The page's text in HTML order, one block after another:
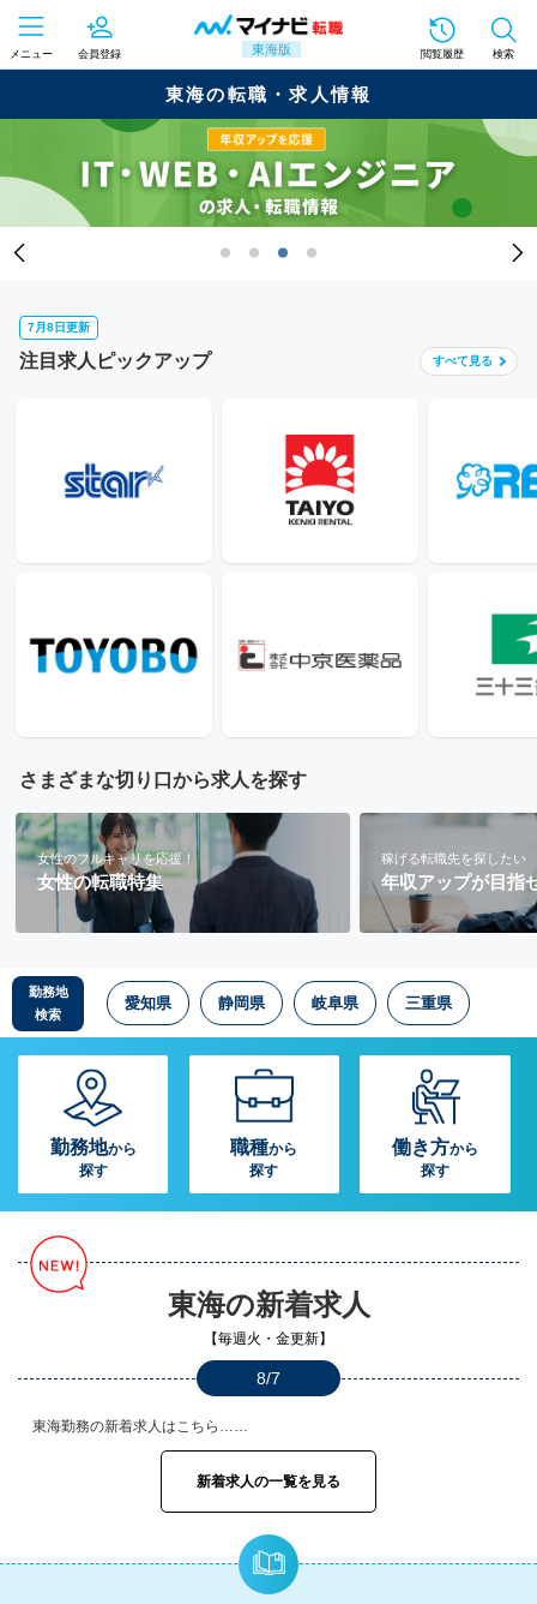
東海版
メニュー 会員登録 閲覧履歴 検索
東海の転職・求人情報
注目求人ピックアップ
7月8日更新
すべて見る
さまざまな切り口から求人を探す
女性のフルキャリを応援！
女性の転職特集
稼げる転職先を探したい
年収アップが目指
勤務地
検索
愛知県 静岡県 岐阜県 三重県
勤務地から
探す
職種から
探す
働き方から
探す
東海の新着求人
【毎週火・金更新】
8/7
東海勤務の新着求人はこちら……
新着求人の一覧を見る